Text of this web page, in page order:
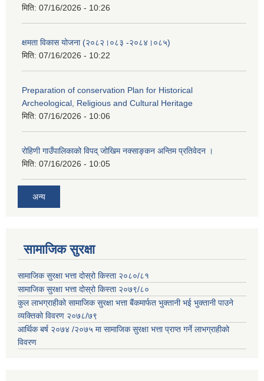
मिति: 07/16/2026 - 10:26
क्षमता विकास योजना (२०८२।०८३‍ -२०८४।०८५)
मिति: 07/16/2026 - 10:22
Preparation of conservation Plan for Historical
Archeological, Religious and Cultural Heritage
मिति: 07/16/2026 - 10:06
रोहिणी गाउँपालिकाको विपद् जोखिम नक्साङ्कन अन्तिम प्रतिवेदन ।
मिति: 07/16/2026 - 10:05
अन्य
सामाजिक सुरक्षा
सामाजिक सुरक्षा भत्ता दोस्रो किस्ता २०८०/८१
सामाजिक सुरक्षा भत्ता दोस्रो किस्ता २०७९/८०
कुल लाभग्राहीको सामाजिक सुरक्षा भत्ता बैंकमार्फत भुक्तानी भई भुक्तानी पाउने
व्यक्तिको विवरण २०७८/७९
आर्थिक बर्ष २०७४ /२०७५ मा सामाजिक सुरक्षा भत्ता प्राप्त गर्ने लाभग्राहीको
विवरण